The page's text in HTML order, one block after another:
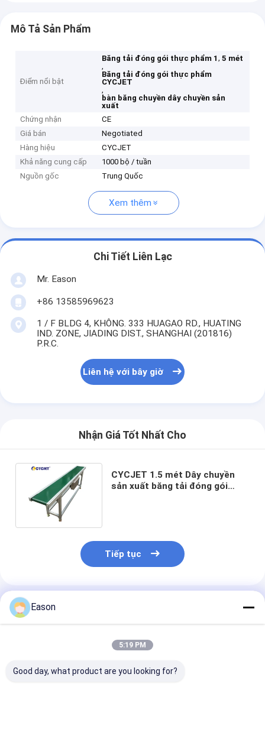
Mô Tả Sản Phẩm
Điểm nổi bật
Băng tải đóng gói thực phẩm 1,5 mét
,
Băng tải đóng gói thực phẩm
CYCJET
,
bàn băng chuyền dây chuyền sản
xuất
Chứng nhận
CE
Giá bán
Negotiated
Hàng hiệu
CYCJET
Khả năng cung cấp
1000 bộ / tuần
Nguồn gốc
Trung Quốc
Xem thêm
Chi Tiết Liên Lạc
Mr. Eason
+86 13585969623
1 / F BLDG 4, KHÔNG. 333 HUAGAO RD., HUATING
IND. ZONE, JIADING DIST., SHANGHAI (201816)
P.R.C.
Liên hệ với bây giờ
Nhận Giá Tốt Nhất Cho
CYCJET 1.5 mét Dây chuyền
sản xuất băng tải đóng gói
Tiếp tục
Sản Phẩm Khuyến Cáo
Eason
5:19 PM
Good day, what product are you looking for?